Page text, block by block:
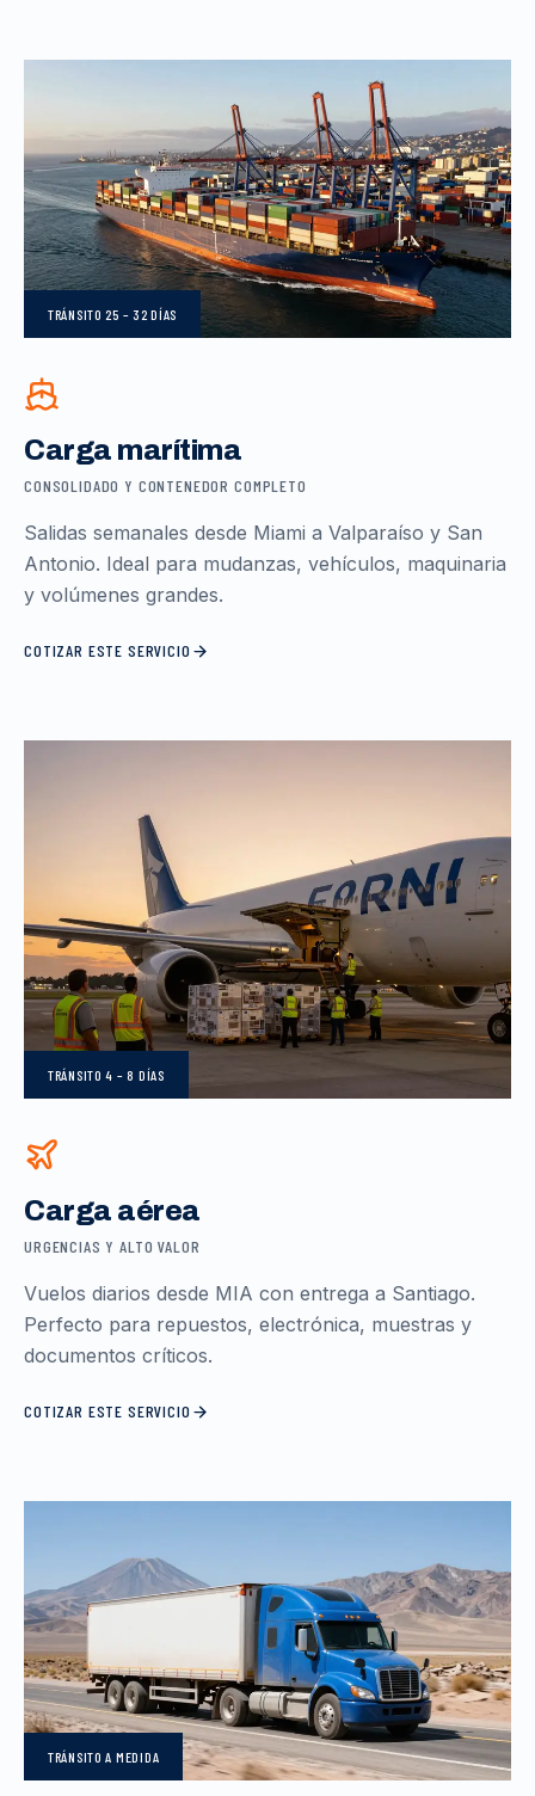
TRÁNSITO 25 – 32 DÍAS
Carga marítima
CONSOLIDADO Y CONTENEDOR COMPLETO
Salidas semanales desde Miami a Valparaíso y San
Antonio. Ideal para mudanzas, vehículos, maquinaria
y volúmenes grandes.
COTIZAR ESTE SERVICIO
TRÁNSITO4 – 8 DÍAS
Carga aérea
URGENCIAS Y ALTO VALOR
Vuelos diarios desde MIA con entrega a Santiago.
Perfecto para repuestos, electrónica, muestras y
documentos críticos.
COTIZAR ESTE SERVICIO
TRÁNSITOA MEDIDA